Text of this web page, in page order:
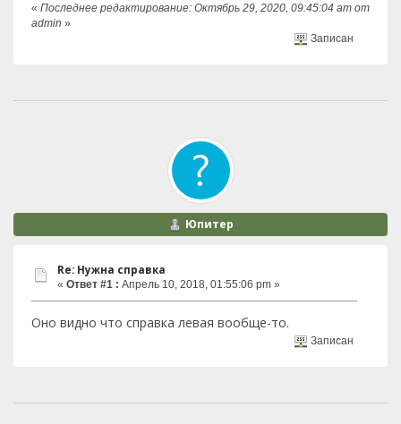
« Последнее редактирование: Октябрь 29, 2020, 09:45:04 am от
admin »
Записан
Юпитер
Re: Нужна справка
« Ответ #1 : Апрель 10, 2018, 01:55:06 pm »
Оно видно что справка левая вообще-то.
Записан